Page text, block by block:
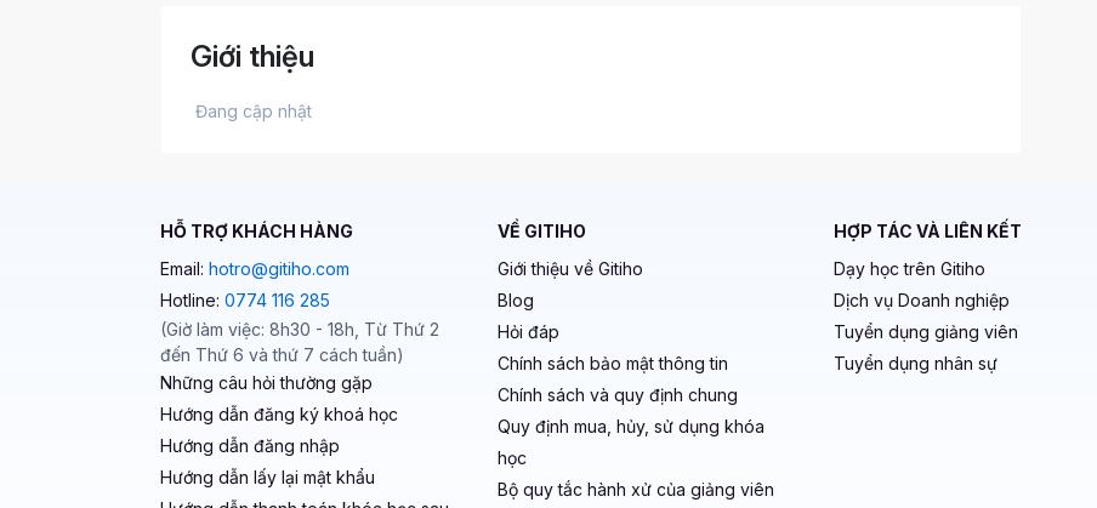
Giới thiệu
Đang cập nhật
HỖ TRỢ KHÁCH HÀNG
Email: hotro@gitiho.com
Hotline: 0774 116 285
(Giờ làm việc: 8h30 - 18h, Từ Thứ 2
đến Thứ 6 và thứ 7 cách tuần)
Những câu hỏi thường gặp
Hướng dẫn đăng ký khoá học
Hướng dẫn đăng nhập
Hướng dẫn lấy lại mật khẩu
VỀ GITIHO
Giới thiệu về Gitiho
Blog
Hỏi đáp
Chính sách bảo mật thông tin
Chính sách và quy định chung
Quy định mua, hủy, sử dụng khóa
học
Bộ quy tắc hành xử của giảng viên
HỢP TÁC VÀ LIÊN KẾT
Dạy học trên Gitiho
Dịch vụ Doanh nghiệp
Tuyển dụng giảng viên
Tuyển dụng nhân sự